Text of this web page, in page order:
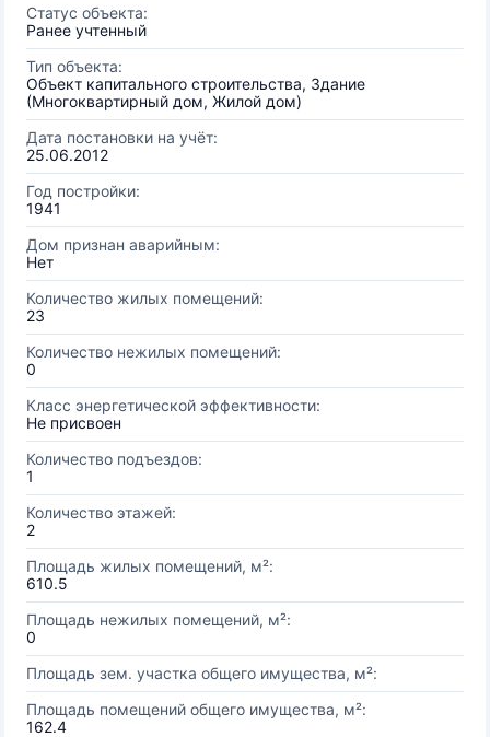
Статус объекта:
Ранее учтенный
Тип объекта:
Объект капитального строительства, Здание
(Многоквартирный дом, Жилой дом)
Дата постановки на учёт:
25.06.2012
Год постройки:
1941
Дом признан аварийным:
Нет
Количество жилых помещений:
23
Количество нежилых помещений:
0
Класс энергетической эффективности:
Не присвоен
Количество подъездов:
1
Количество этажей:
2
Площадь жилых помещений, м²:
610.5
Площадь нежилых помещений, м²:
0
Площадь зем. участка общего имущества, м²:
Площадь помещений общего имущества, м²:
162.4